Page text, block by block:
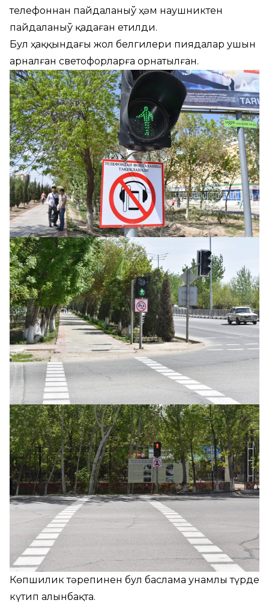
телефоннан пайдаланыў ҳәм наушниктен
пайдаланыў қадаған етилди.
Бул ҳаққындағы жол белгилери пиядалар ушын
арналған светофорларға орнатылған.
Көпшилик тәрепинен бул баслама унамлы түрде
күтип алынбақта.